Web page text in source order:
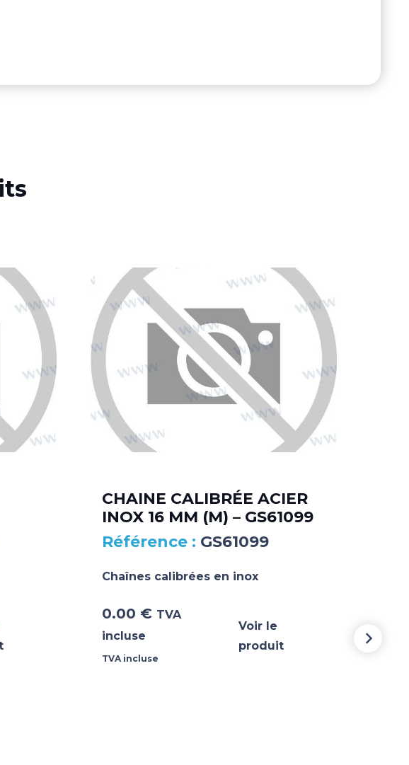
CHAINE CALIBRÉE ACIER
INOX 16 MM (M) – GS61099
GS61099
Chaînes calibrées en inox
0.00 € TVA
incluse
TVA incluse
Voir le
produit